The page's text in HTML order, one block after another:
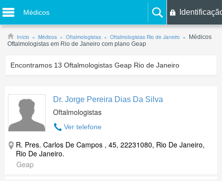
Médicos
Início Médicos Oftalmologistas Oftalmologistas Rio de Janeiro
Médicos
Oftalmologistas em Rio de Janeiro com plano Geap
Encontramos 13 Oftalmologistas Geap Rio de Janeiro
Dr. Jorge Pereira Dias Da Silva
Oftalmologistas
Ver telefone
R. Pres. Carlos De Campos , 45, 22231080, Rio De Janeiro,
Rio De Janeiro.
Geap